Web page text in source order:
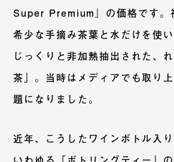
Super Premium』の価格です。
希少な手摘み茶葉と水だけを使
じっくりと非加熱抽出された、
茶」。当時はメディアでも取り
題になりました。
近年、こうしたワインボトル入り